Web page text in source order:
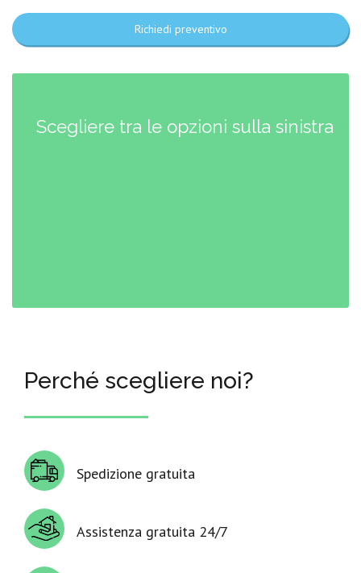
Richiedi preventivo
Scegliere tra le opzioni sulla sinistra
Perché scegliere noi?
Spedizione gratuita
Assistenza gratuita 24/7